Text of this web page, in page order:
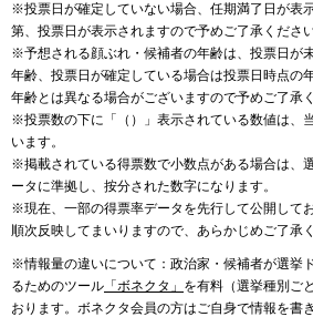
※投票日が確定していない場合、任期満了日が表
第、投票日が表示されますので予めご了承ください
※予想される顔ぶれ・候補者の年齢は、投票日が
年齢、投票日が確定している場合は投票日時点の
年齢とは異なる場合がございますので予めご了承
※投票数の下に「（）」表示されている数値は、
います。
※掲載されている得票数で小数点がある場合は、
ータに準拠し、按分された数字になります。
※現在、一部の得票率データを先行して公開して
順次反映してまいりますので、あらかじめご了承
※情報量の違いについて：政治家・候補者が選挙
るためのツール 「ボネクタ」 を有料（選挙種別ご
おります。ボネクタ会員の方はご自身で情報を書